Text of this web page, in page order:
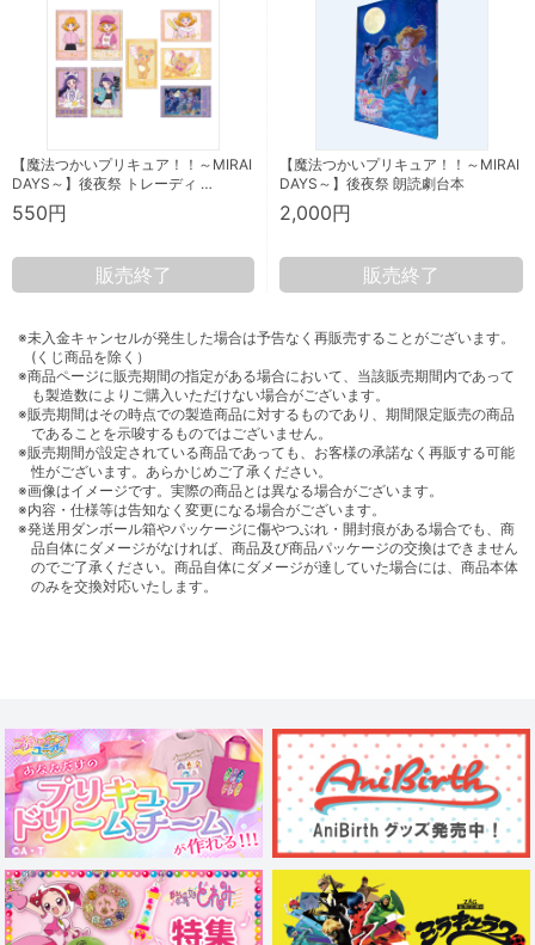
【魔法つかいプリキュア！！～MIRAI
DAYS～】後夜祭 トレーディ …
550円
販売終了
【魔法つかいプリキュア！！～MIRAI
DAYS～】後夜祭 朗読劇台本
2,000円
販売終了
※未入金キャンセルが発生した場合は予告なく再販売することがございます。
(くじ商品を除く）
※商品ページに販売期間の指定がある場合において、当該販売期間内であって
も製造数によりご購入いただけない場合がございます。
※販売期間はその時点での製造商品に対するものであり、期間限定販売の商品
であることを示唆するものではございません。
※販売期間が設定されている商品であっても、お客様の承諾なく再販する可能
性がございます。あらかじめご了承ください。
※画像はイメージです。実際の商品とは異なる場合がございます。
※内容・仕様等は告知なく変更になる場合がございます。
※発送用ダンボール箱やパッケージに傷やつぶれ・開封痕がある場合でも、商
品自体にダメージがなければ、商品及び商品パッケージの交換はできません
のでご了承ください。商品自体にダメージが達していた場合には、商品本体
のみを交換対応いたします。